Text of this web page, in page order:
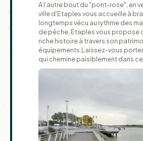
A l'autre bout du "pont-rose", en
ville d'Etaples vous accueille à
longtemps vécu au rythme des
de pêche, Etaples vous propose
riche histoire à travers son
équipements.Laissez-vous
qui chemine paisiblement dans